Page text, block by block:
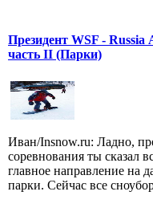
Президент WSF - Russia
часть II (Парки)
Иван/Insnow.ru: Ладно,
соревнования ты сказал
главное направление на
парки. Сейчас все